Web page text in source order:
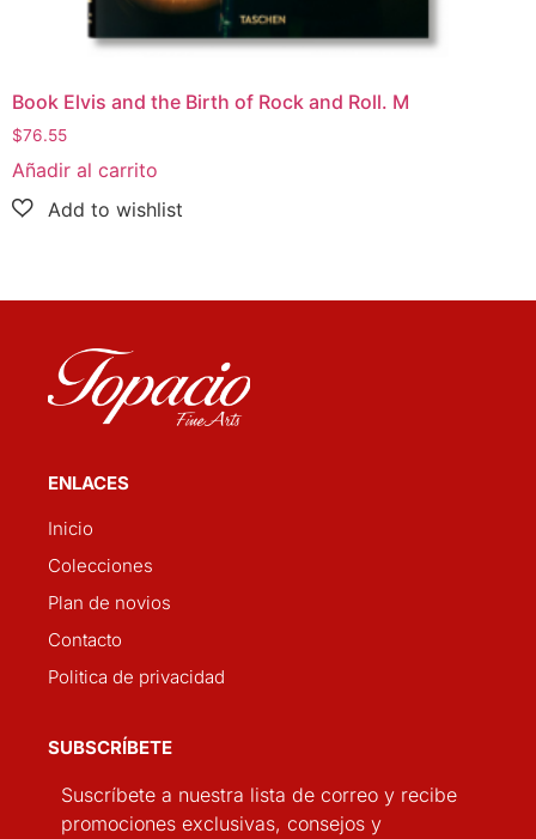
Book Elvis and the Birth of Rock and Roll. M
$76.55
Añadir al carrito
ENLACES
Inicio
Colecciones
Plan de novios
Contacto
Politica de privacidad
SUBSCRÍBETE
Suscríbete a nuestra lista de correo y recibe
promociones exclusivas, consejos y